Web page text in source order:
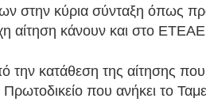
στην κύρια σύνταξη όπως
αίτηση κάνουν και στο
την κατάθεση της αίτησης
Πρωτοδικείο που ανήκει το